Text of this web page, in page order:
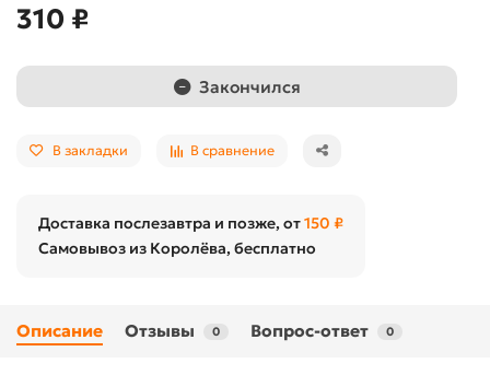
310 ₽
Закончился
В закладки В сравнение
Доставка послезавтра и позже, от150 ₽
Самовывоз из Королёва, бесплатно
Описание Отзывы 0 Вопрос-ответ 0